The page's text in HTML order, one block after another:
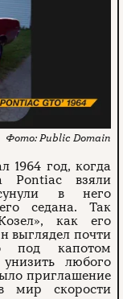
Public Domain
1964 год, когда
Pontiac взяли
в него
седана. Так
как его
выглядел почти
под капотом
любого
приглашение
мир скорости